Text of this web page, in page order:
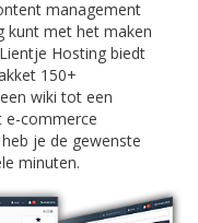
management
kunt met het maken
Hosting biedt
150+
wiki tot een
e-commerce
je de gewenste
minuten.